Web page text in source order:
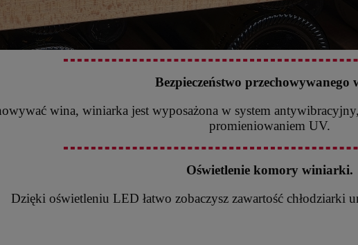
Bezpieczeństwo przechowywanego
wina, winiarka jest wyposażona w system
promieniowaniem UV.
Oświetlenie komory winiarki.
Dzięki oświetleniu LED łatwo zobaczysz zawartość chłodziarki